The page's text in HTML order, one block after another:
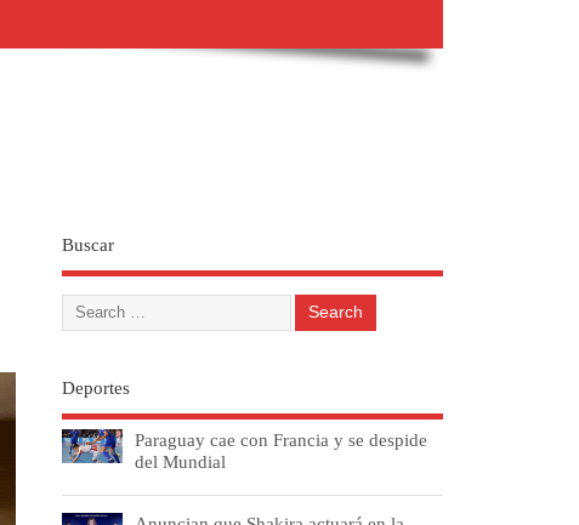
Buscar
Deportes
Paraguay cae con Francia y se despide
del Mundial